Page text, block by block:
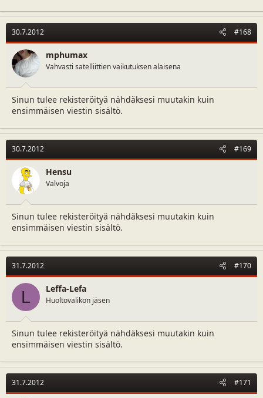
30.7.2012 #168
mphumax
Vahvasti satelliittien vaikutuksen alaisena
Sinun tulee rekisteröityä nähdäksesi muutakin kuin
ensimmäisen viestin sisältö.
30.7.2012 #169
Hensu
Valvoja
Sinun tulee rekisteröityä nähdäksesi muutakin kuin
ensimmäisen viestin sisältö.
31.7.2012 #170
L Leffa-Lefa
Huoltovalikon jäsen
Sinun tulee rekisteröityä nähdäksesi muutakin kuin
ensimmäisen viestin sisältö.
31.7.2012 #171